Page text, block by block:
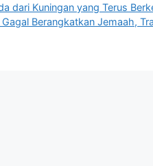
dari Kuningan yang Terus
Berangkatkan Jemaah,